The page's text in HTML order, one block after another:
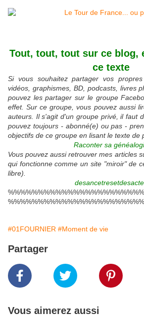
Tout, tout, tout sur ce blog,
ce texte
Si vous souhaitez partager vos
vidéos, graphismes, BD, podcasts, livres
pouvez les partager sur le groupe
effet. Sur ce groupe, vous pouvez aussi
auteurs. Il s'agit d'un groupe privé, il faut
pouvez toujours - abonné(e) ou pas -
objectifs de ce groupe en lisant le texte de
Raconter sa
Vous pouvez aussi retrouver mes articles
qui fonctionne comme un site "miroir" de
libre).
#01FOURNIER #Moment de vie
Partager
Vous aimerez aussi